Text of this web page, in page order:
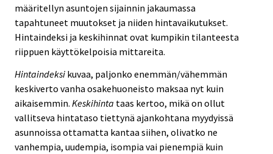
määritellyn asuntojen sijainnin jakaumassa
tapahtuneet muutokset ja niiden hintavaikutukset.
Hintaindeksi ja keskihinnat ovat kumpikin tilanteesta
riippuen käyttökelpoisia mittareita.
Hintaindeksi kuvaa, paljonko enemmän/vähemmän
keskiverto vanha osakehuoneisto maksaa nyt kuin
aikaisemmin. Keskihinta taas kertoo, mikä on ollut
vallitseva hintataso tiettynä ajankohtana myydyissä
asunnoissa ottamatta kantaa siihen, olivatko ne
vanhempia, uudempia, isompia vai pienempiä kuin